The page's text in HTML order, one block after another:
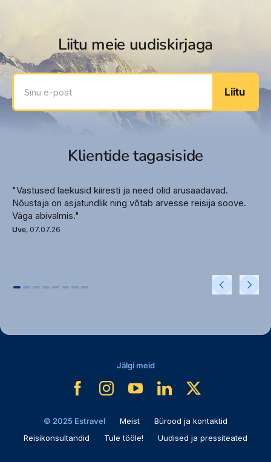
Liitu meie uudiskirjaga
Liitu
Klientide tagasiside
"Vastused laekusid kiiresti ja need olid arusaadavad.
Nõustaja on asjatundlik ning võtab arvesse reisija soove.
Väga abivalmis."
Uve, 07.07.26
© 2025 Estravel Meist
Bürood ja kontaktid
Reisikonsultandid
Tule tööle! Uudised ja pressiteated
Jälgi meid